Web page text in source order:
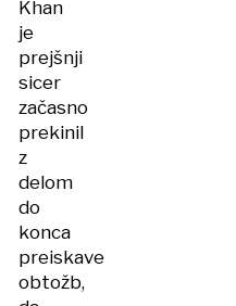
Khan
je
prejšnji
sicer
začasno
prekinil
z
delom
do
konca
preiskave
obtožb,